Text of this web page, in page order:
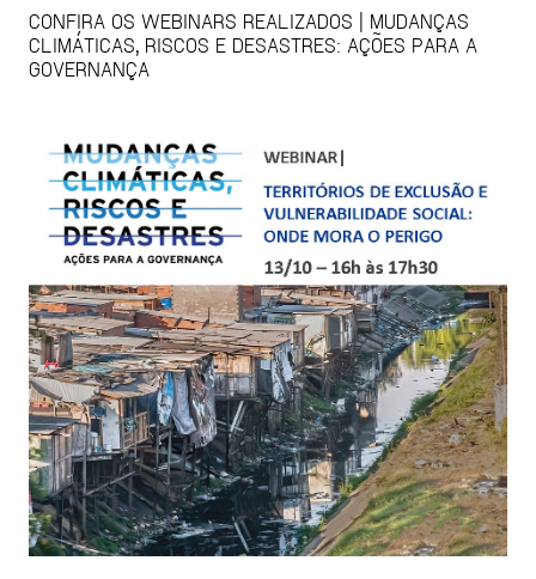
CONFIRA OS WEBINARS REALIZADOS | MUDANÇAS
CLIMÁTICAS, RISCOS E DESASTRES: AÇÕES PARA A
GOVERNANÇA